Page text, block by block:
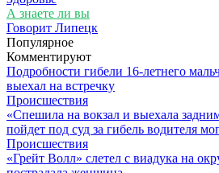
А знаете ли вы
Говорит Липецк
Популярное
Комментируют
Подробности гибели 16-летнего
выехал на встречку
Происшествия
«Спешила на вокзал и выехала
пойдет под суд за гибель водителя
Происшествия
«Грейт Волл» слетел с виадука на